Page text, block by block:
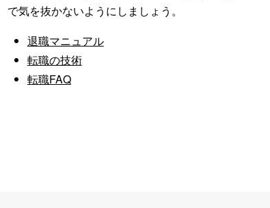
で気を抜かないようにしましょう。
退職マニュアル
転職の技術
転職FAQ